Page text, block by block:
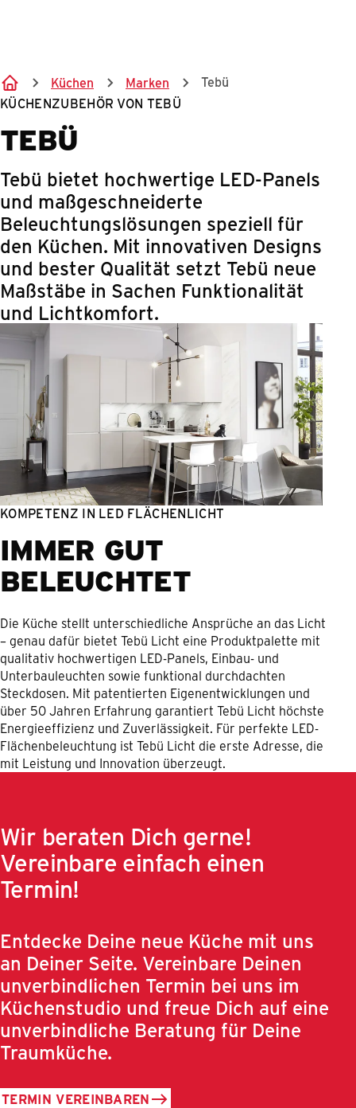
Küchen Marken
Tebü
KÜCHENZUBEHÖR VON TEBÜ
TEBÜ
Tebü bietet hochwertige LED-Panels
und maßgeschneiderte
Beleuchtungslösungen speziell für
den Küchen. Mit innovativen Designs
und bester Qualität setzt Tebü neue
Maßstäbe in Sachen Funktionalität
und Lichtkomfort.
KOMPETENZ IN LED FLÄCHEN­LICHT
IMMER GUT
BELEUCHTET
Die Küche stellt unterschiedliche Ansprüche an das Licht
– genau dafür bietet Tebü Licht eine Produktpalette mit
qualitativ hochwertigen LED-Panels, Einbau- und
Unterbauleuchten sowie funktional durchdachten
Steckdosen. Mit patentierten Eigenentwicklungen und
über 50 Jahren Erfahrung garantiert Tebü Licht höchste
Energieeffizienz und Zuverlässigkeit. Für perfekte LED-
Flächenbeleuchtung ist Tebü Licht die erste Adresse, die
mit Leistung und Innovation überzeugt.
Wir beraten Dich gerne!
Vereinbare einfach einen
Termin!
Entdecke Deine neue Küche mit uns
an Deiner Seite. Vereinbare Deinen
unverbindlichen Termin bei uns im
Küchenstudio und freue Dich auf eine
unverbindliche Beratung für Deine
Traumküche.
TERMIN VEREINBAREN